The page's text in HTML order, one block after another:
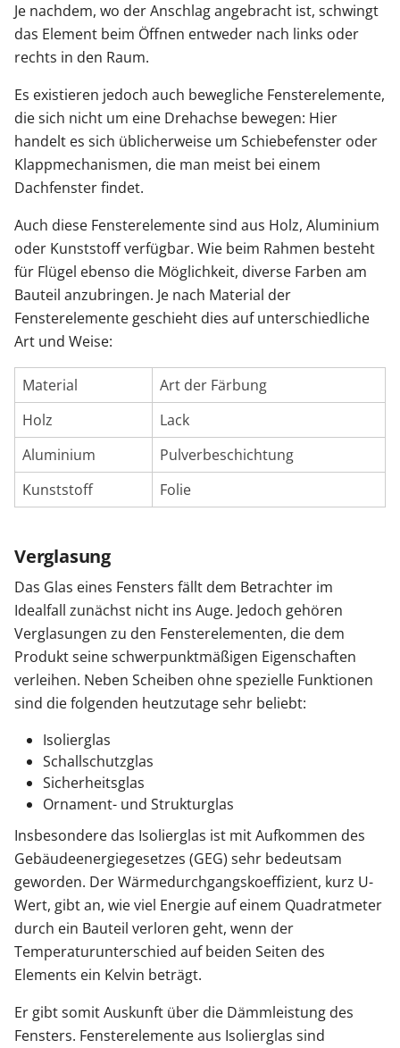
Je nachdem, wo der Anschlag angebracht ist, schwingt
das Element beim Öffnen entweder nach links oder
rechts in den Raum.
Es existieren jedoch auch bewegliche Fensterelemente,
die sich nicht um eine Drehachse bewegen: Hier
handelt es sich üblicherweise um Schiebefenster oder
Klappmechanismen, die man meist bei einem
Dachfenster findet.
Auch diese Fensterelemente sind aus Holz, Aluminium
oder Kunststoff verfügbar. Wie beim Rahmen besteht
für Flügel ebenso die Möglichkeit, diverse Farben am
Bauteil anzubringen. Je nach Material der
Fensterelemente geschieht dies auf unterschiedliche
Art und Weise:
Material
Art der Färbung
Holz
Lack
Aluminium
Pulverbeschichtung
Kunststoff
Folie
Verglasung
Das Glas eines Fensters fällt dem Betrachter im
Idealfall zunächst nicht ins Auge. Jedoch gehören
Verglasungen zu den Fensterelementen, die dem
Produkt seine schwerpunktmäßigen Eigenschaften
verleihen. Neben Scheiben ohne spezielle Funktionen
sind die folgenden heutzutage sehr beliebt:
Isolierglas
Schallschutzglas
Sicherheitsglas
Ornament- und Strukturglas
Insbesondere das Isolierglas ist mit Aufkommen des
Gebäudeenergiegesetzes (GEG) sehr bedeutsam
geworden. Der Wärmedurchgangskoeffizient, kurz U-
Wert, gibt an, wie viel Energie auf einem Quadratmeter
durch ein Bauteil verloren geht, wenn der
Temperaturunterschied auf beiden Seiten des
Elements ein Kelvin beträgt.
Er gibt somit Auskunft über die Dämmleistung des
Fensters. Fensterelemente aus Isolierglas sind